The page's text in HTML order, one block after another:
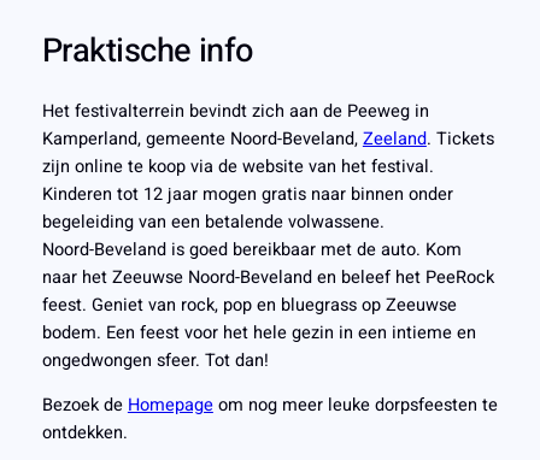
Praktische info
Het festivalterrein bevindt zich aan de Peeweg in
Kamperland, gemeente Noord-Beveland,Zeeland. Tickets
zijn online te koop via de website van het festival.
Kinderen tot 12 jaar mogen gratis naar binnen onder
begeleiding van een betalende volwassene.
Noord-Beveland is goed bereikbaar met de auto. Kom
naar het Zeeuwse Noord-Beveland en beleef het PeeRock
feest. Geniet van rock, pop en bluegrass op Zeeuwse
bodem. Een feest voor het hele gezin in een intieme en
ongedwongen sfeer. Tot dan!
Bezoek deHomepageom nog meer leuke dorpsfeesten te
ontdekken.